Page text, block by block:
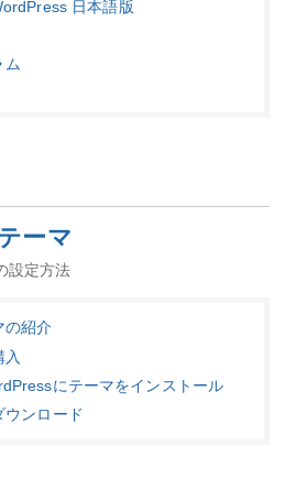
日本語版
ム
ーマ
設定方法
の紹介
にテーマをインストール
ンロード